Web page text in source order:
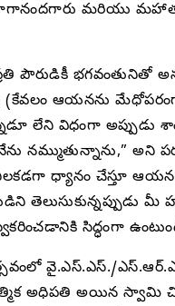
మరియు
పౌరుడికీ భగవంతునితో
(కేవలం ఆయనను
లేని విధంగా అప్పుడు
నమ్ముతున్నాను,” అని
ధ్యానం చేస్తూ
తెలుసుకున్నప్పుడు
సిద్ధంగా
వై.ఎస్.ఎస్./
అధిపతి అయిన స్వామి